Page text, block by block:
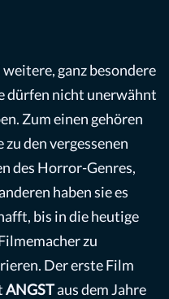
ganz besondere
dürfen nicht unerwähnt
Zum einen gehören
zu den vergessenen
des Horror-Genres,
haben sie es
bis in die heutige
zu
Der erste Film
ANGSTaus dem Jahre